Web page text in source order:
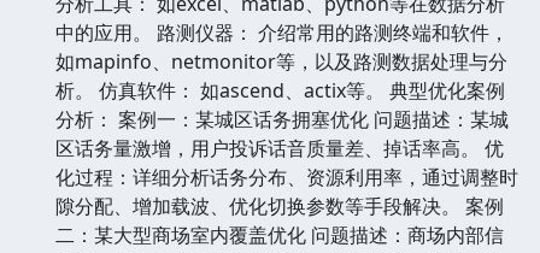
中的应用。 路测仪器： 介绍常用的路测终端和软件，
如mapinfo、netmonitor等，以及路测数据处理与分
析。 仿真软件： 如ascend、actix等。 典型优化案例
分析： 案例一：某城区话务拥塞优化 问题描述：某城
区话务量激增，用户投诉话音质量差、掉话率高。 优
化过程：详细分析话务分布、资源利用率，通过调整时
隙分配、增加载波、优化切换参数等手段解决。 案例
二：某大型商场室内覆盖优化 问题描述：商场内部信